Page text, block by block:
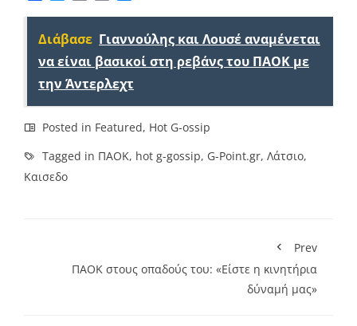
Διάβασε Γιαννούλης και Λουσέ αναμένεται
να είναι βασικοί στη ρεβάνς του ΠΑΟΚ με
την Άντερλεχτ
Posted in Featured, Hot G-ossip
Tagged in ΠΑΟΚ, hot g-gossip, G-Point.gr, Λάτσιο,
Καισεδο
Prev
ΠΑΟΚ στους οπαδούς του: «Είστε η κινητήρια
δύναμή μας»